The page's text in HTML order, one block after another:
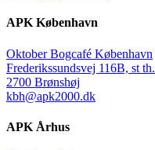
APK København
Oktober Bogcafé København
Frederikssundsvej 116B, st th.
2700 Brønshøj
kbh@apk2000.dk
APK Århus